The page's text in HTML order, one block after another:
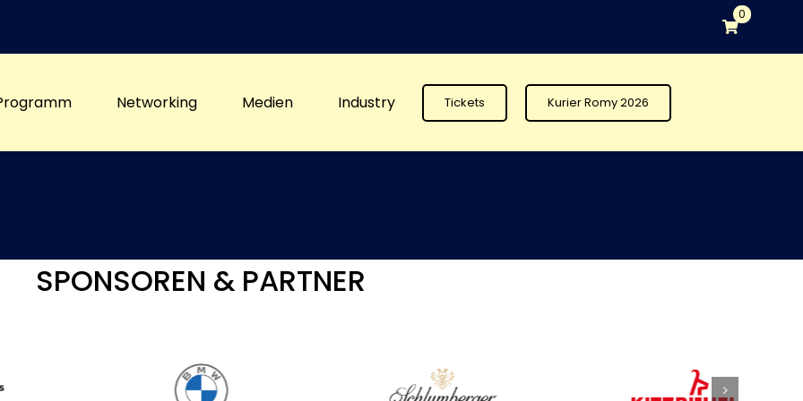
0
Networking Medien Industry Tickets Kurier Romy 2026
SPONSOREN & PARTNER